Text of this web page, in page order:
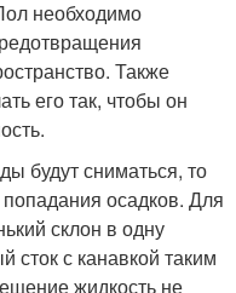
необходимо
Также
его так, чтобы он
будут сниматься, то
осадков. Для
склон в одну
сток с канавкой таким
жидкость не